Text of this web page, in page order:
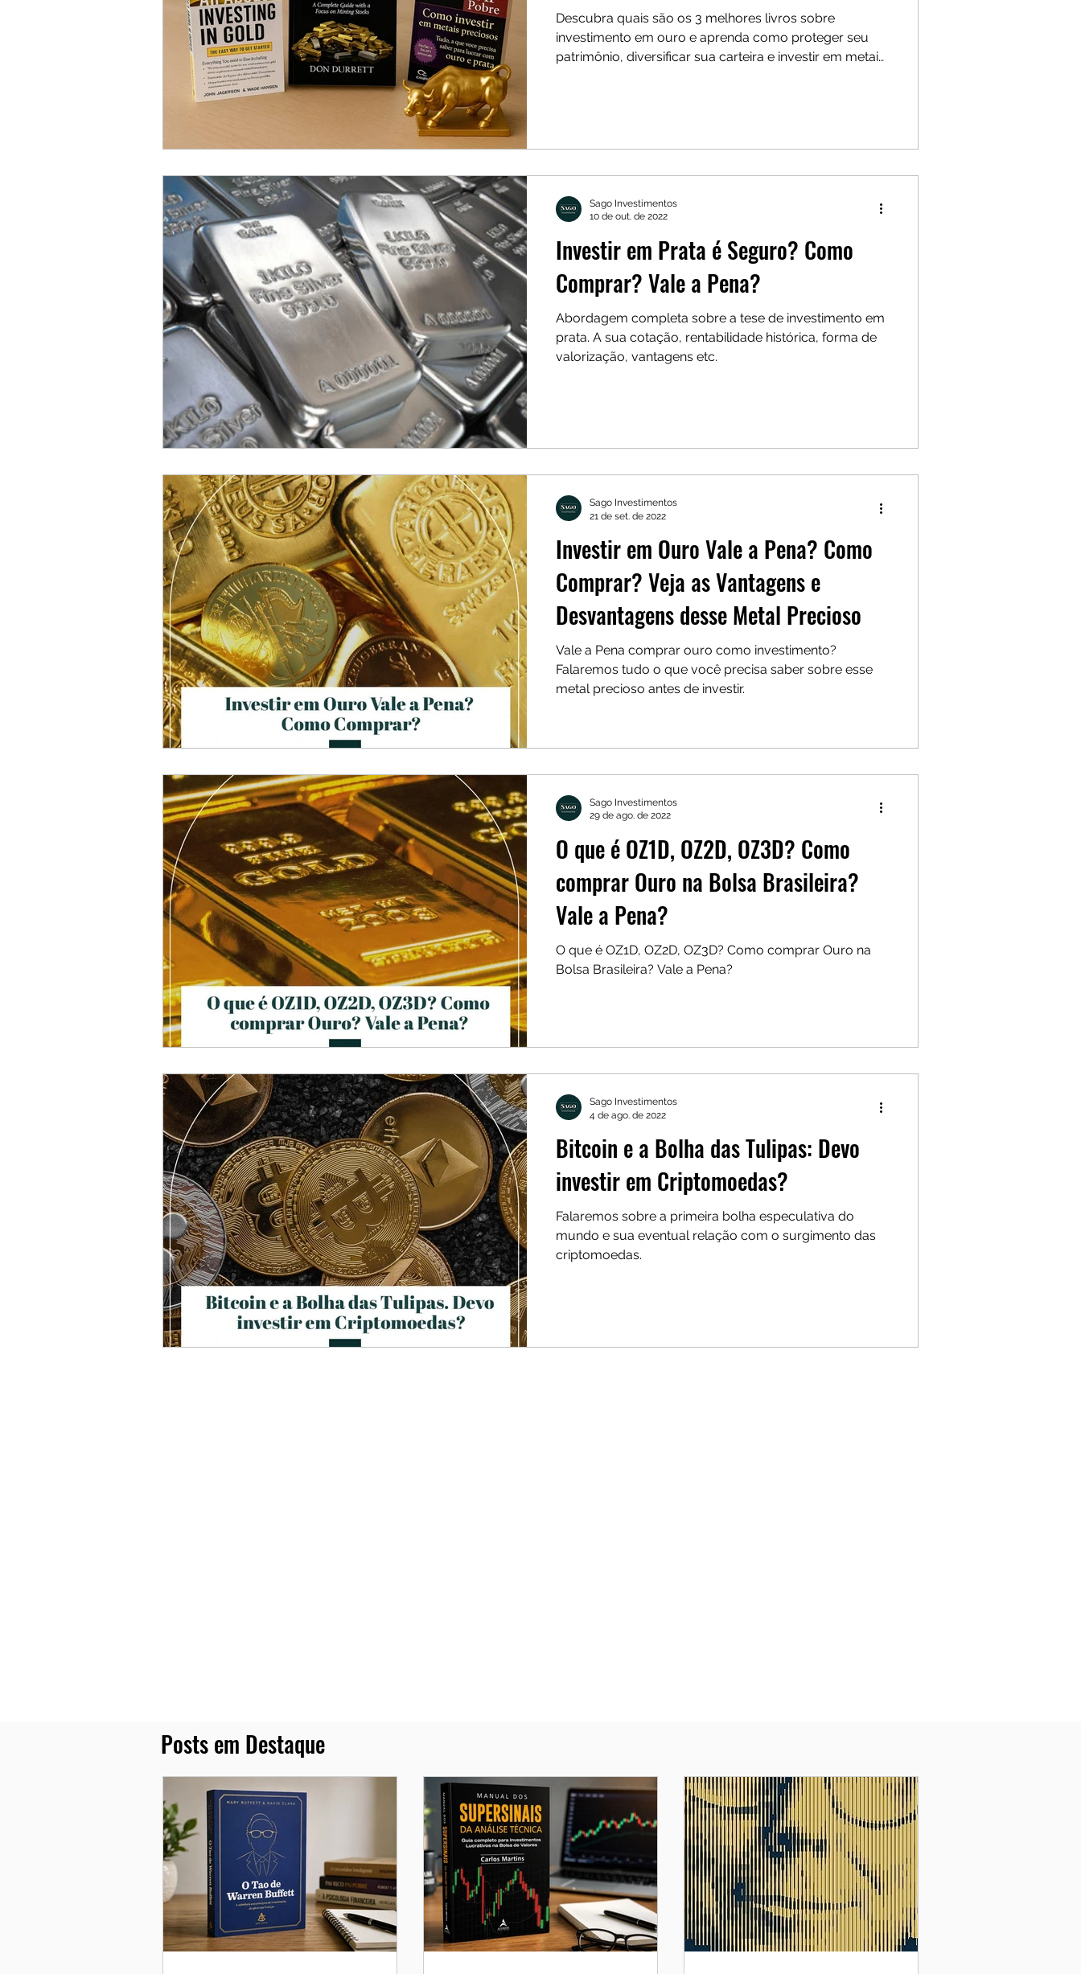
Descubra quais são os 3 melhores livros sobre
investimento em ouro e aprenda como proteger seu
patrimônio, diversificar sua carteira e investir em metais
Investir em Prata é Seguro? Como
Comprar? Vale a Pena?
Abordagem completa sobre a tese de investimento em
prata. A sua cotação, rentabilidade histórica, forma de
valorização, vantagens etc.
Sago Investimentos
10 de out. de 2022
Investir em Ouro Vale a Pena? Como
Comprar? Veja as Vantagens e
Desvantagens desse Metal Precioso
Vale a Pena comprar ouro como investimento?
Falaremos tudo o que você precisa saber sobre esse
metal precioso antes de investir.
Sago Investimentos
21 de set. de 2022
O que é OZ1D, OZ2D, OZ3D? Como
comprar Ouro na Bolsa Brasileira?
Vale a Pena?
O que é OZ1D, OZ2D, OZ3D? Como comprar Ouro na
Bolsa Brasileira? Vale a Pena?
Sago Investimentos
29 de ago. de 2022
Bitcoin e a Bolha das Tulipas: Devo
investir em Criptomoedas?
Falaremos sobre a primeira bolha especulativa do
mundo e sua eventual relação com o surgimento das
criptomoedas.
Sago Investimentos
4 de ago. de 2022
Posts em Destaque